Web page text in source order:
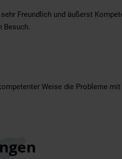
Freundlich und äußerst
Besuch.
Weise die Probleme